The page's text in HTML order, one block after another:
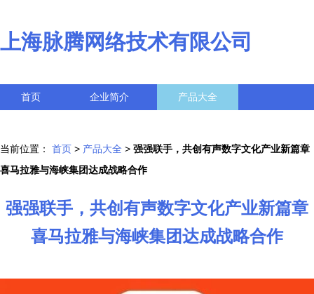
上海脉腾网络技术有限公司
首页 企业简介 产品大全
当前位置： 首页 > 产品大全 > 强强联手，共创有声数字文化产业新篇章
喜马拉雅与海峡集团达成战略合作
强强联手，共创有声数字文化产业新篇章
喜马拉雅与海峡集团达成战略合作